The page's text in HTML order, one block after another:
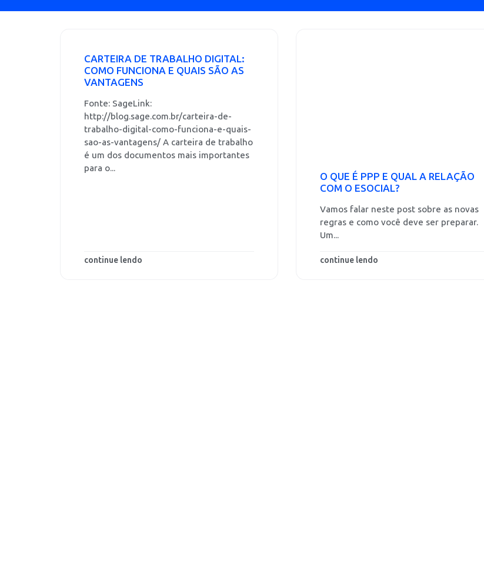
CARTEIRA DE TRABALHO DIGITAL:
COMO FUNCIONA E QUAIS SÃO AS
VANTAGENS
Fonte: SageLink:
http://blog.sage.com.br/carteira-de-
trabalho-digital-como-funciona-e-quais-
sao-as-vantagens/ A carteira de trabalho
é um dos documentos mais importantes
para o...
continue lendo
O QUE É PPP E QUAL A RELAÇÃO
COM O ESOCIAL?
Vamos falar neste post sobre as novas
regras e como você deve ser preparar.
Um...
continue lendo